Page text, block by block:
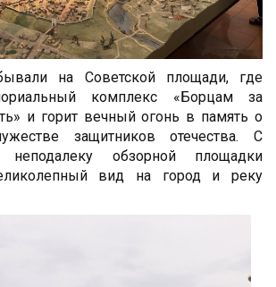
на Советской площади, где
комплекс «Борцам за
и горит вечный огонь в память о
защитников отечества. С
неподалеку обзорной площадки
вид на город и реку